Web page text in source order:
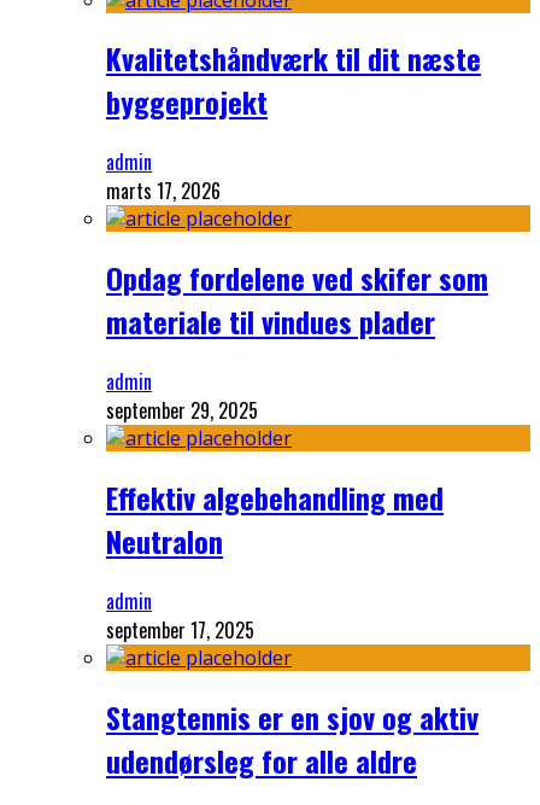
Kvalitetshåndværk til dit næste
byggeprojekt
admin
marts 17, 2026
Opdag fordelene ved skifer som
materiale til vindues plader
admin
september 29, 2025
Effektiv algebehandling med
Neutralon
admin
september 17, 2025
Stangtennis er en sjov og aktiv
udendørsleg for alle aldre